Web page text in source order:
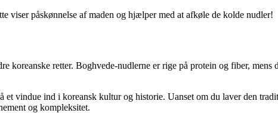
viser påskønnelse af maden og hjælper med at afkøle de kolde nudler!
koreanske retter. Boghvede-nudlerne er rige på protein og fiber,
vindue ind i koreansk kultur og historie. Uanset om du laver den
og kompleksitet.